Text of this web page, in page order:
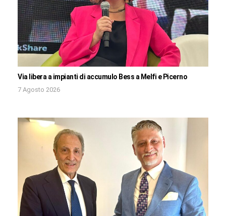
Via libera a impianti di accumulo Bess a Melfi e Picerno
7 Agosto 2026